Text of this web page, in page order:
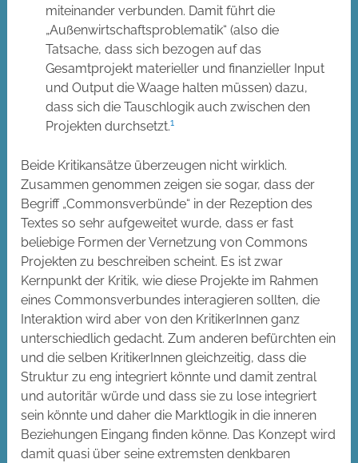
miteinander verbunden. Damit führt die
„Außenwirtschaftsproblematik“ (also die
Tatsache, dass sich bezogen auf das
Gesamtprojekt materieller und finanzieller Input
und Output die Waage halten müssen) dazu,
dass sich die Tauschlogik auch zwischen den
Projekten durchsetzt.1
Beide Kritikansätze überzeugen nicht wirklich.
Zusammen genommen zeigen sie sogar, dass der
Begriff „Commonsverbünde“ in der Rezeption des
Textes so sehr aufgeweitet wurde, dass er fast
beliebige Formen der Vernetzung von Commons
Projekten zu beschreiben scheint. Es ist zwar
Kernpunkt der Kritik, wie diese Projekte im Rahmen
eines Commonsverbundes interagieren sollten, die
Interaktion wird aber von den KritikerInnen ganz
unterschiedlich gedacht. Zum anderen befürchten ein
und die selben KritikerInnen gleichzeitig, dass die
Struktur zu eng integriert könnte und damit zentral
und autoritär würde und dass sie zu lose integriert
sein könnte und daher die Marktlogik in die inneren
Beziehungen Eingang finden könne. Das Konzept wird
damit quasi über seine extremsten denkbaren